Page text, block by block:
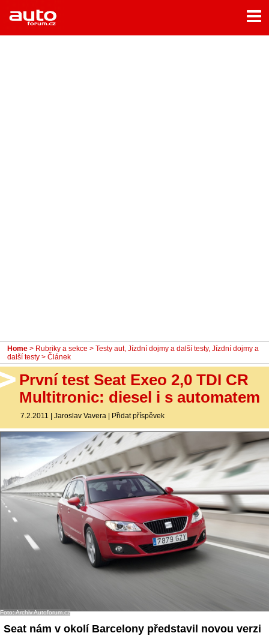
Home
Rubriky
Home > Rubriky a sekce > Testy aut, Jízdní dojmy a další testy, Jízdní dojmy a
další testy > Článek
První test Seat Exeo 2,0 TDI CR
Multitronic: diesel i s automatem
7.2.2011 | Jaroslav Vavera | Přidat příspěvek
Foto: Archiv Autoforum.cz
Seat nám v okolí Barcelony představil novou verzi